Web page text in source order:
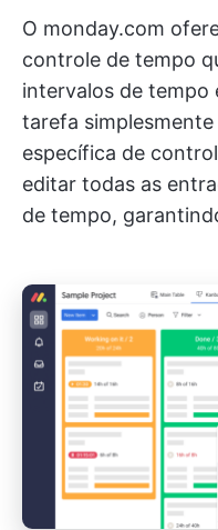
O monday.com
controle de tempo
intervalos de tempo
tarefa
específica de
editar todas as
de tempo,